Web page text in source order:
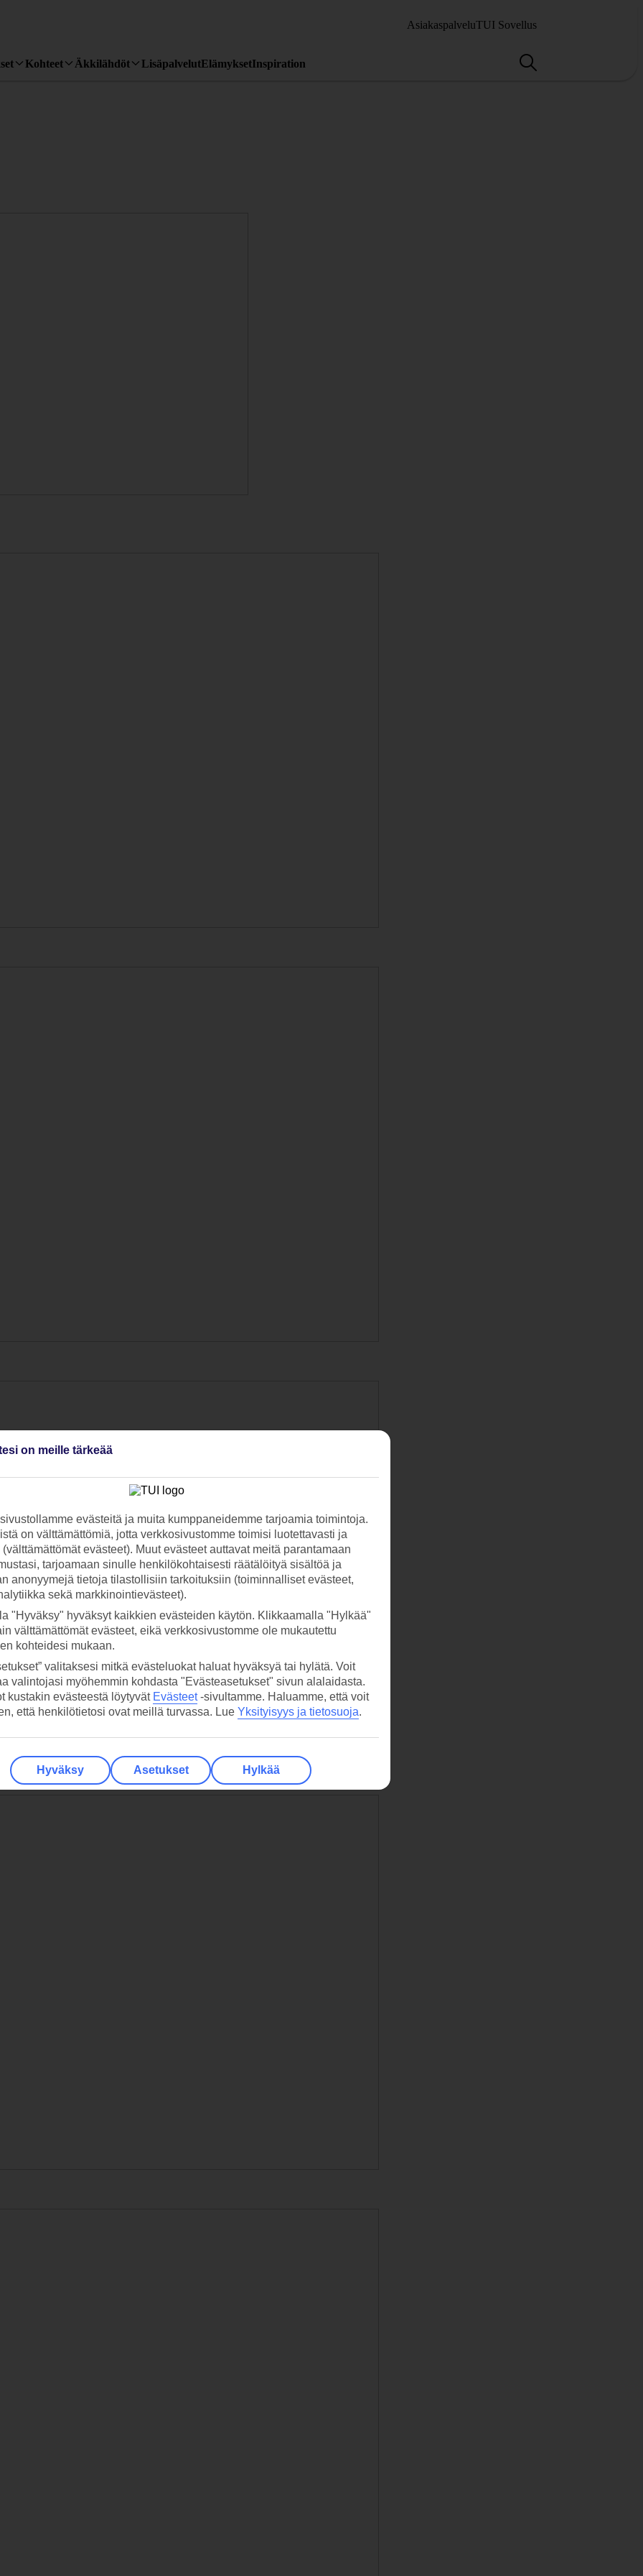
AsiakaspalveluTUI Sovellus
Kohteet Äkkilähdöt LisäpalvelutElämyksetInspiration
on meille tärkeää
evästeitä ja muita kumppaneidemme tarjoamia toimintoja.
on välttämättömiä, jotta verkkosivustomme toimisi luotettavasti ja
evästeet). Muut evästeet auttavat meitä parantamaan
tarjoamaan sinulle henkilökohtaisesti räätälöityä sisältöä ja
anonyymejä tietoja tilastollisiin tarkoituksiin (toiminnalliset evästeet,
sekä markkinointievästeet).
"Hyväksy" hyväksyt kaikkien evästeiden käytön. Klikkaamalla "Hylkää"
välttämättömät evästeet, eikä verkkosivustomme ole mukautettu
kohteidesi mukaan.
valitaksesi mitkä evästeluokat haluat hyväksyä tai hylätä. Voit
valintojasi myöhemmin kohdasta "Evästeasetukset" sivun alalaidasta.
kustakin evästeestä löytyvät Evästeet-sivultamme. Haluamme, että voit
että henkilötietosi ovat meillä turvassa. Lue Yksityisyys ja tietosuoja.
Hyväksy Asetukset Hylkää